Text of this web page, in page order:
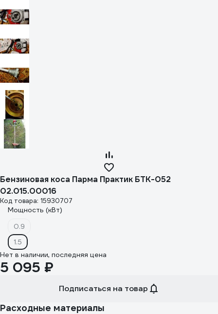
Бензиновая коса Парма Практик БТК-052
02.015.00016
Код товара: 15930707
Мощность (кВт)
0.9
1.5
Нет в наличии, последняя цена
5 095 ₽
Подписаться на товар
Расходные материалы